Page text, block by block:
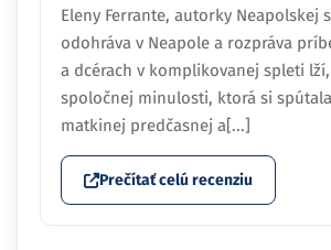
Eleny Ferrante, autorky Neapolskej
odohráva v Neapole a rozpráva
a dcérach v komplikovanej spleti
spoločnej minulosti, ktorá si
matkinej predčasnej a[...]
Prečítať celú recenziu